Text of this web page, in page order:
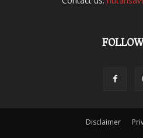
Disclaimer